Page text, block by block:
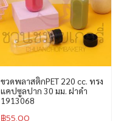
ขวดพลาสติกPET 220 cc. ทรง
แคปซูลปาก 30 มม. ฝาดำ
1913068
฿55.00